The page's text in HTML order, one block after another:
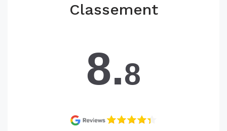
Classement
8.8